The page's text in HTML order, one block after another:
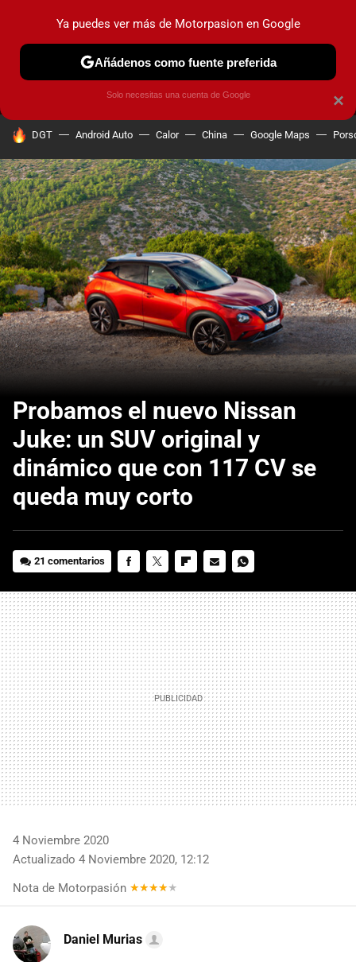
MENÚ NUEVO
COCHES ELÉCTRICOS OBSERVATORIO
HOY SE HABLA DE
DGT Android Auto Calor China Google Maps
Probamos el nuevo Nissan
Juke: un SUV original y
dinámico que con 117 CV se
queda muy corto
21 comentarios
MAIL
4 Noviembre 2020
Actualizado 4 Noviembre 2020, 12:12
Nota de Motorpasión
Daniel Murias
×
Ya puedes ver más de Motorpasion en Google
Añádenos como fuente preferida
Solo necesitas una cuenta de Google